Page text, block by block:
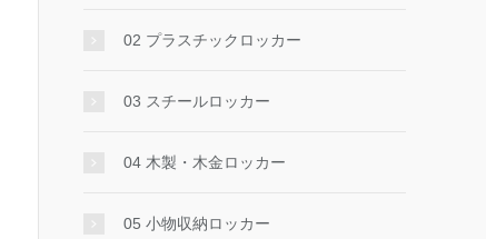
02 プラスチックロッカー
03 スチールロッカー
04 木製・木金ロッカー
05 小物収納ロッカー